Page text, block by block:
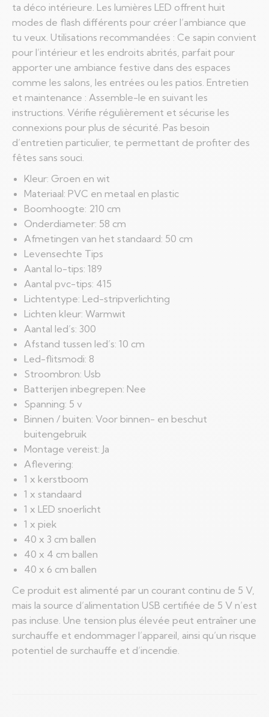
ta déco intérieure. Les lumières LED offrent huit
modes de flash différents pour créer l’ambiance que
tu veux. Utilisations recommandées : Ce sapin convient
pour l’intérieur et les endroits abrités, parfait pour
apporter une ambiance festive dans des espaces
comme les salons, les entrées ou les patios. Entretien
et maintenance : Assemble-le en suivant les
instructions. Vérifie régulièrement et sécurise les
connexions pour plus de sécurité. Pas besoin
d’entretien particulier, te permettant de profiter des
fêtes sans souci.
Kleur: Groen en wit
Materiaal: PVC en metaal en plastic
Boomhoogte: 210 cm
Onderdiameter: 58 cm
Afmetingen van het standaard: 50 cm
Levensechte Tips
Aantal lo-tips: 189
Aantal pvc-tips: 415
Lichtentype: Led-stripverlichting
Lichten kleur: Warmwit
Aantal led’s: 300
Afstand tussen led’s: 10 cm
Led-flitsmodi: 8
Stroombron: Usb
Batterijen inbegrepen: Nee
Spanning: 5 v
Binnen / buiten: Voor binnen- en beschut
buitengebruik
Montage vereist: Ja
Aflevering:
1 x kerstboom
1 x standaard
1 x LED snoerlicht
1 x piek
40 x 3 cm ballen
40 x 4 cm ballen
40 x 6 cm ballen
Ce produit est alimenté par un courant continu de 5 V,
mais la source d’alimentation USB certifiée de 5 V n’est
pas incluse. Une tension plus élevée peut entraîner une
surchauffe et endommager l’appareil, ainsi qu’un risque
potentiel de surchauffe et d’incendie.